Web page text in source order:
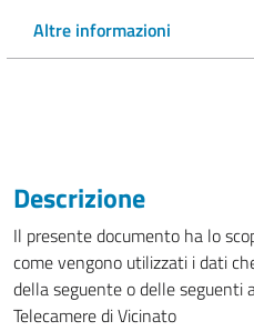
Altre informazioni
Descrizione
Il presente documento ha lo
come vengono utilizzati i dati
della seguente o delle
Telecamere di Vicinato